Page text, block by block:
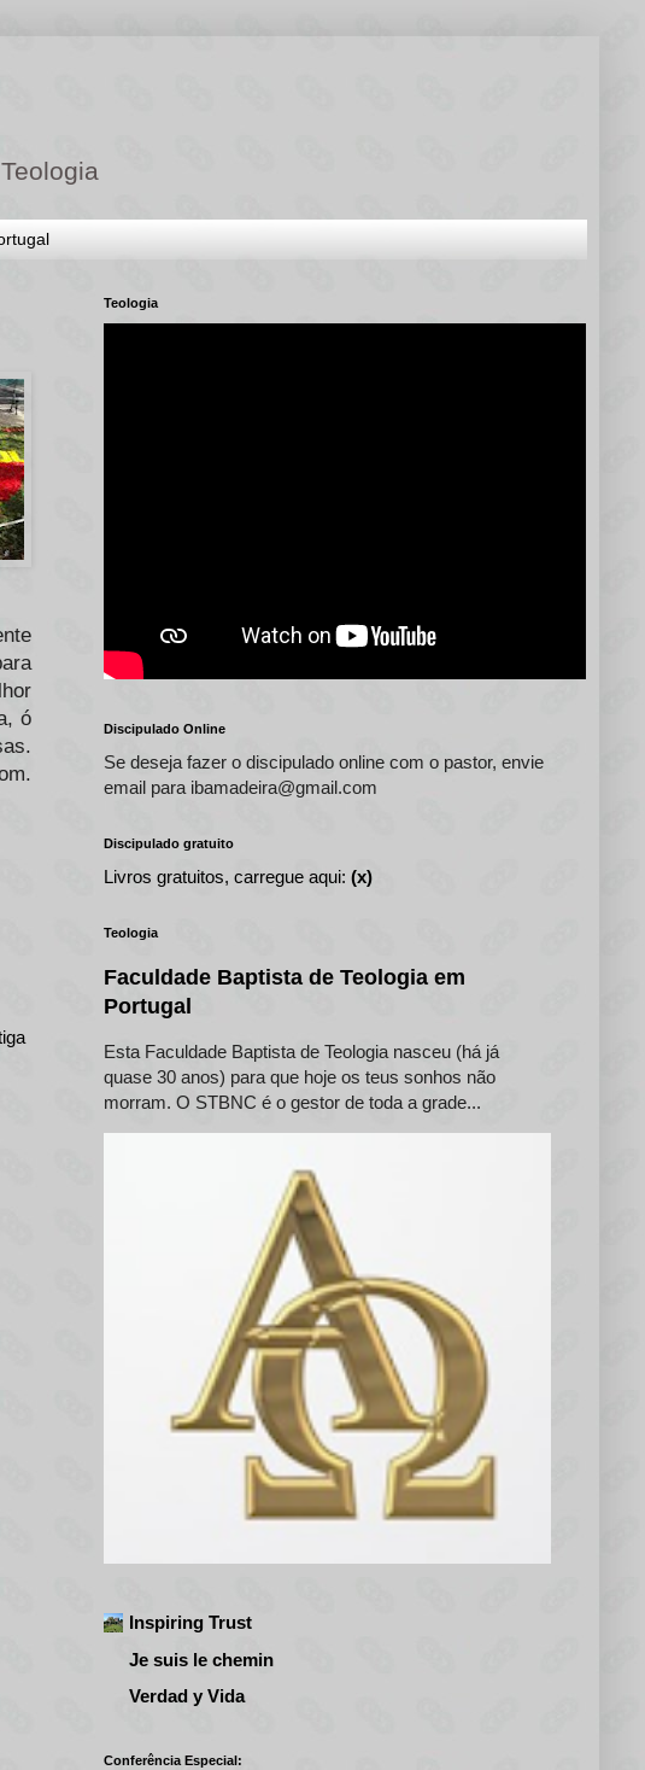
ó
Teologia
Discipulado Online
Se deseja fazer o discipulado online com o pastor, envie
email para ibamadeira@gmail.com
Discipulado gratuito
Livros gratuitos, carregue aqui: (x)
Teologia
Faculdade Baptista de Teologia em
Portugal
Esta Faculdade Baptista de Teologia nasceu (há já
quase 30 anos) para que hoje os teus sonhos não
morram. O STBNC é o gestor de toda a grade...
Inspiring Trust
Je suis le chemin
Verdad y Vida
Conferência Especial: